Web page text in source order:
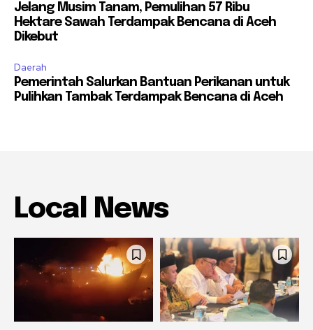
Jelang Musim Tanam, Pemulihan 57 Ribu
Hektare Sawah Terdampak Bencana di Aceh
Dikebut
Daerah
Pemerintah Salurkan Bantuan Perikanan untuk
Pulihkan Tambak Terdampak Bencana di Aceh
Local News